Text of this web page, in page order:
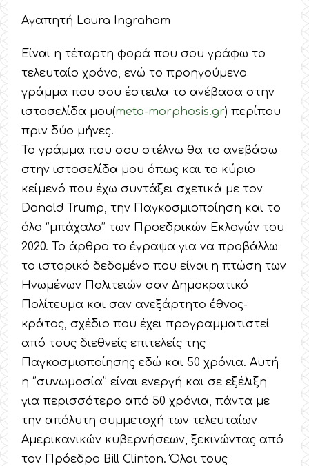
Αγαπητή Laura Ingraham
Είναι η τέταρτη φορά που σου γράφω το
τελευταίο χρόνο, ενώ το προηγούμενο
γράμμα που σου έστειλα το ανέβασα στην
ιστοσελίδα μου(meta-morphosis.gr) περίπου
πριν δύο μήνες.
Το γράμμα που σου στέλνω θα το ανεβάσω
στην ιστοσελίδα μου όπως και το κύριο
κείμενό που έχω συντάξει σχετικά με τον
Donald Trump, την Παγκοσμιοποίηση και το
όλο ‘’μπάχαλο’’ των Προεδρικών Εκλογών του
2020. Το άρθρο το έγραψα για να προβάλλω
το ιστορικό δεδομένο που είναι η πτώση των
Ηνωμένων Πολιτειών σαν Δημοκρατικό
Πολίτευμα και σαν ανεξάρτητο έθνος-
κράτος, σχέδιο που έχει προγραμματιστεί
από τους διεθνείς επιτελείς της
Παγκοσμιοποίησης εδώ και 50 χρόνια. Αυτή
η ‘’συνωμοσία’’ είναι ενεργή και σε εξέλιξη
για περισσότερο από 50 χρόνια, πάντα με
την απόλυτη συμμετοχή των τελευταίων
Αμερικανικών κυβερνήσεων, ξεκινώντας από
τον Πρόεδρο Bill Clinton. Όλοι τους